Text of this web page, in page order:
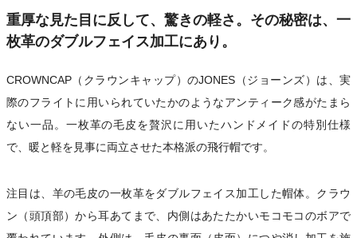
重厚な見た目に反して、驚きの軽さ。その秘密は、一
枚革のダブルフェイス加工にあり。
CROWNCAP（クラウンキャップ）のJONES（ジョーンズ）は、実
際のフライトに用いられていたかのようなアンティーク感がたまら
ない一品。一枚革の毛皮を贅沢に用いたハンドメイドの特別仕様
で、暖と軽を見事に両立させた本格派の飛行帽です。
注目は、羊の毛皮の一枚革をダブルフェイス加工した帽体。クラウ
ン（頭頂部）から耳あてまで、内側はあたたかいモコモコのボアで